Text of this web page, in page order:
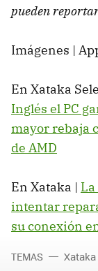
pueden
Imágenes |
En Xataka
Inglés el PC
mayor rebaja
de AMD
En Xataka |
intentar
su conexión
TEMAS